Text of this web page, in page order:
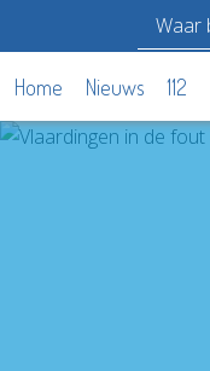
Home Nieuws 112